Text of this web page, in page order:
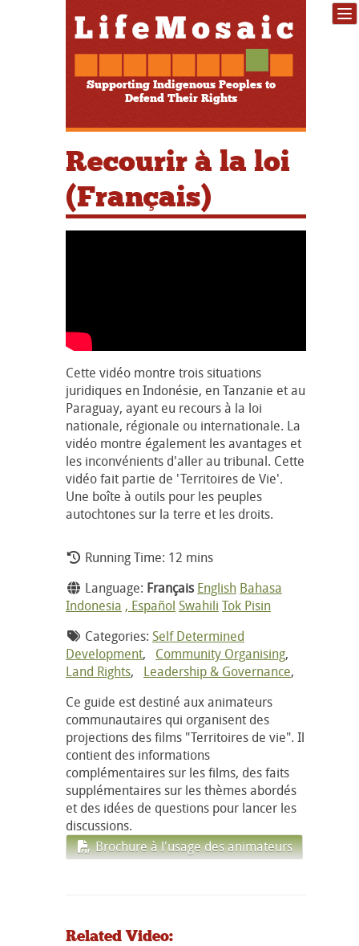
Supporting Indigenous Peoples to
Defend Their Rights
Recourir à la loi
(Français)
Cette vidéo montre trois situations
juridiques en Indonésie, en Tanzanie et au
Paraguay, ayant eu recours à la loi
nationale, régionale ou internationale. La
vidéo montre également les avantages et
les inconvénients d'aller au tribunal. Cette
vidéo fait partie de 'Territoires de Vie'.
Une boîte à outils pour les peuples
autochtones sur la terre et les droits.
Running Time: 12 mins
Language: Français English Bahasa
Indonesia , Español Swahili Tok Pisin
Categories: Self Determined
Development, Community Organising,
Land Rights, Leadership & Governance,
Ce guide est destiné aux animateurs
communautaires qui organisent des
projections des films "Territoires de vie". Il
contient des informations
complémentaires sur les films, des faits
supplémentaires sur les thèmes abordés
et des idées de questions pour lancer les
discussions.
Brochure à l'usage des animateurs
Related Video: